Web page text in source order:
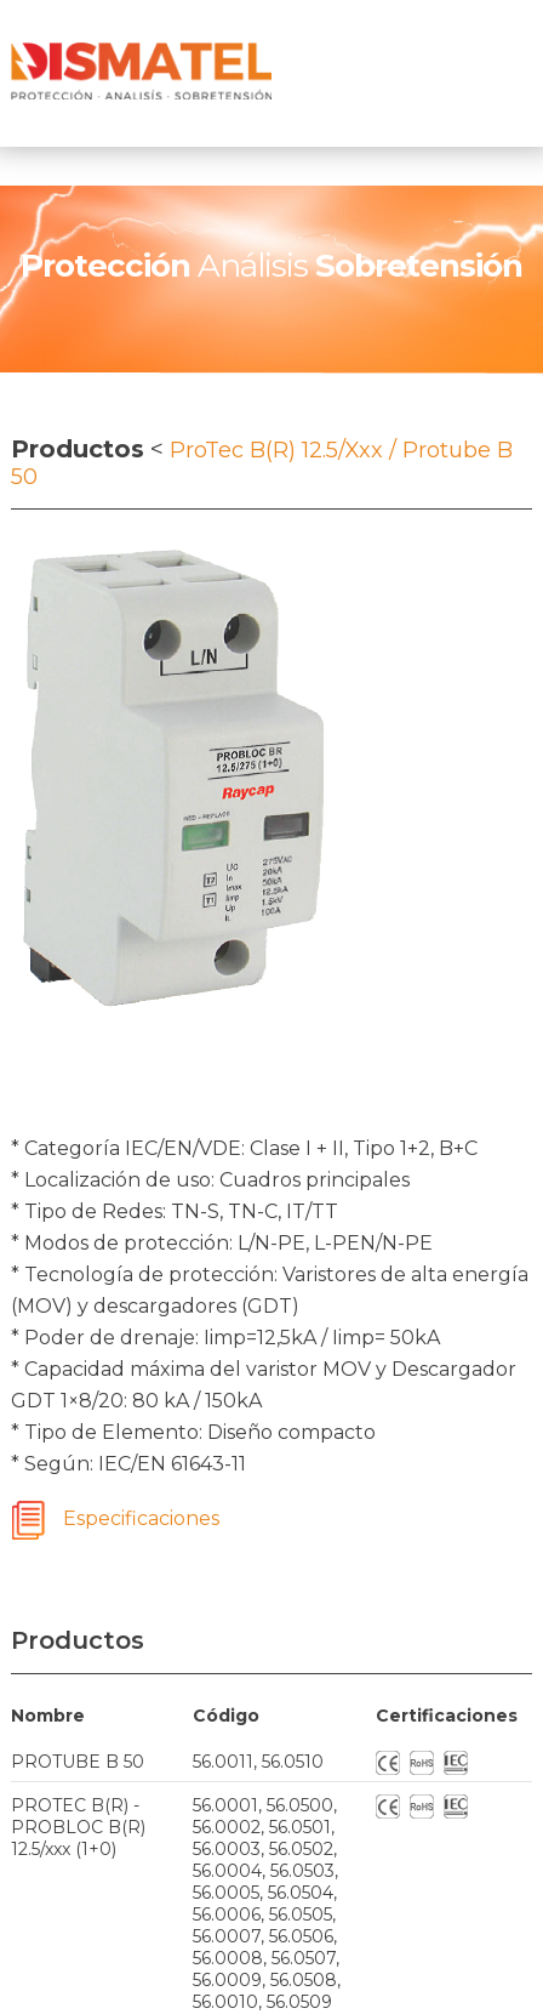
Protección AnálisisSobretensión
Productos < ProTec B(R) 12.5/xxx / Protube B
50
* Categoría IEC/EN/VDE: Clase I + II, Tipo 1+2, B+C
* Localización de uso: Cuadros principales
* Tipo de Redes: TN-S, TN-C, IT/TT
* Modos de protección: L/N-PE, L-PEN/N-PE
* Tecnología de protección: Varistores de alta energía
(MOV) y descargadores (GDT)
* Poder de drenaje: Iimp=12,5kA / Iimp= 50kA
* Capacidad máxima del varistor MOV y Descargador
GDT 1×8/20: 80 kA / 150kA
* Tipo de Elemento: Diseño compacto
* Según: IEC/EN 61643-11
Especificaciones
Productos
Nombre Código Certificaciones
PROTUBE B 50
56.0011, 56.0510
PROTEC B(R) -
PROBLOC B(R)
12.5/xxx (1+0)
56.0001, 56.0500,
56.0002, 56.0501,
56.0003, 56.0502,
56.0004, 56.0503,
56.0005, 56.0504,
56.0006, 56.0505,
56.0007, 56.0506,
56.0008, 56.0507,
56.0009, 56.0508,
56.0010, 56.0509